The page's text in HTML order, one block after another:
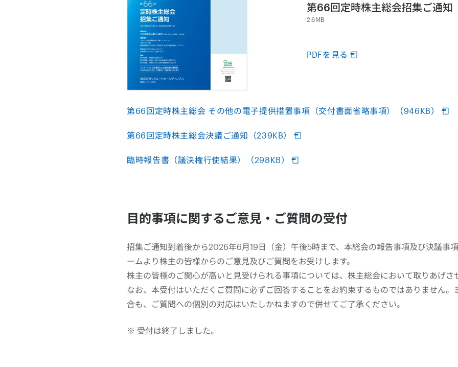
第66回定時株主総会招集ご通知
2.6MB
PDFを見る
第66回定時株主総会 その他の電子提供措置事項（交付書面省略事項）（946KB）
第66回定時株主総会決議ご通知（239KB）
臨時報告書（議決権行使結果）（298KB）
目的事項に関するご意見・ご質問の受付
招集ご通知到着後から2026年6月19日（金）午後5時まで、本総会の報告事項及び決議事
ームより株主の皆様からのご意見及びご質問をお受けします。
株主の皆様のご関心が高いと見受けられる事項については、株主総会において取りあげさ
なお、本受付はいただくご質問に必ずご回答することをお約束するものではありません
合も、ご質問への個別の対応はいたしかねますので併せてご了承ください。
※ 受付は終了しました。